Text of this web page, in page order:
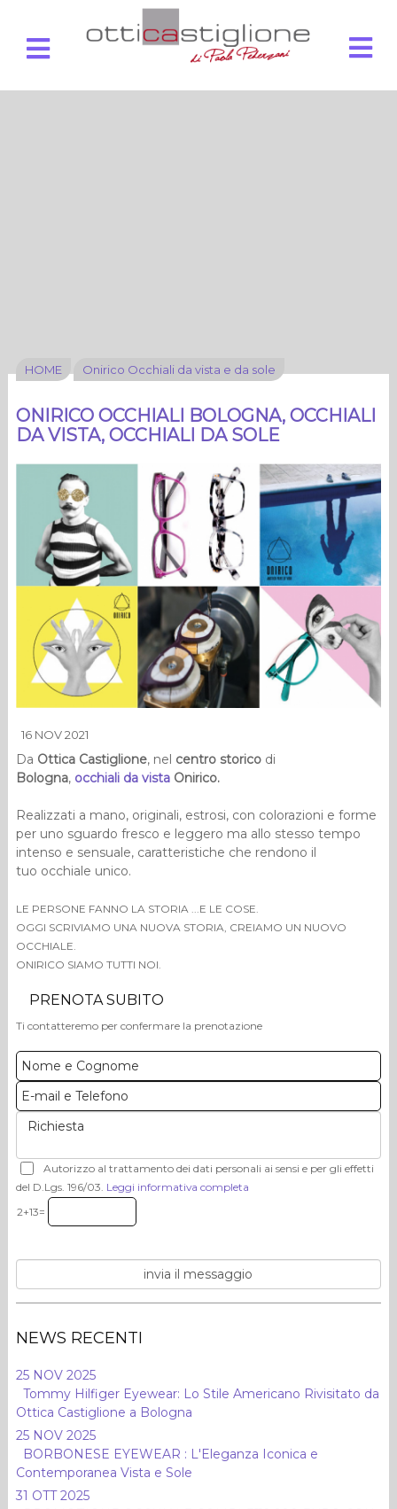
HOME Onirico Occhiali da vista e da sole
ONIRICO OCCHIALI BOLOGNA, OCCHIALI
DA VISTA, OCCHIALI DA SOLE
16 NOV 2021
Da Ottica Castiglione, nel centro storicodi
Bologna, occhiali da vistaOnirico.
Realizzati a mano, originali, estrosi, con colorazioni e forme
per uno sguardo fresco e leggero ma allo stesso tempo
intenso e sensuale, caratteristiche che rendono il
tuo occhiale unico.
LE PERSONE FANNO LA STORIA ...E LE COSE.
OGGI SCRIVIAMO UNA NUOVA STORIA, CREIAMO UN NUOVO
OCCHIALE.
ONIRICO SIAMO TUTTI NOI.
PRENOTA SUBITO
Ti contatteremo per confermare la prenotazione
Autorizzo al trattamento dei dati personali ai sensi e per gli effetti
del D.Lgs. 196/03. Leggi informativa completa
2+13=
NEWS RECENTI
25 NOV 2025
Tommy Hilfiger Eyewear: Lo Stile Americano Rivisitato da
Ottica Castiglione a Bologna
25 NOV 2025
BORBONESE EYEWEAR : L'Eleganza Iconica e
Contemporanea Vista e Sole
31 OTT 2025